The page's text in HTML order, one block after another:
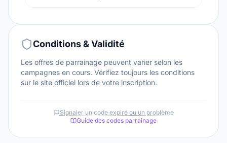
Conditions & Validité
Les offres de parrainage peuvent varier selon les
campagnes en cours. Vérifiez toujours les conditions
sur le site officiel lors de votre inscription.
Signaler un code expiré ou un problème
Guide des codes parrainage